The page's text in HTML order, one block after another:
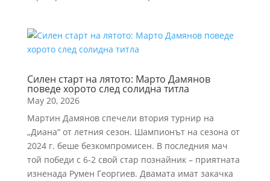
Силен старт на лятото: Марто Дамянов
поведе хорото след солидна титла
May 20, 2026
Мартин Дамянов спечели втория турнир на
„Диана“ от летния сезон. Шампионът на сезона от
2024 г. беше безкомпромисен. В последния мач
той победи с 6-2 свой стар познайник – приятната
изненада Румен Георгиев. Двамата имат закачка